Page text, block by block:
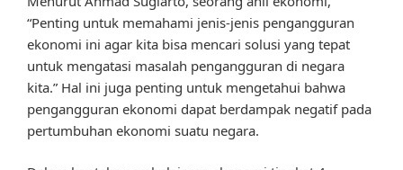
“Penting untuk memahami jenis-jenis pengangguran
ekonomi ini agar kita bisa mencari solusi yang tepat
untuk mengatasi masalah pengangguran di negara
kita.” Hal ini juga penting untuk mengetahui bahwa
pengangguran ekonomi dapat berdampak negatif pada
pertumbuhan ekonomi suatu negara.